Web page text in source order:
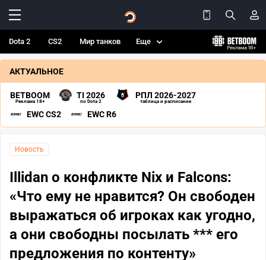
Dota 2 CS2 Мир танков Еще
АКТУАЛЬНОЕ
BETBOOM
Реклама 18+
TI 2026
по Dota 2
РПЛ 2026-2027
таблица и расписание
EWC CS2 EWC R6
Новость
Illidan о конфликте Nix и Falcons:
«Что ему не нравится? Он свободен
выражаться об игроках как угодно,
а они свободны посылать *** его
предложения по контенту»